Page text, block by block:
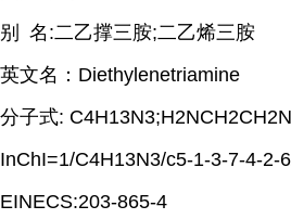
别
名 :二乙撑三胺;二乙烯三胺
英文名： Diethylenetriamine
分子式:
InChI=1/C4H13N3/c5-1-3-7-4-2-
EINECS:203-865-4